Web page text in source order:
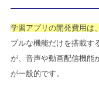
学習アプリの開発費用は
プルな機能だけを搭載す
が、音声や動画配信機能
が一般的です。